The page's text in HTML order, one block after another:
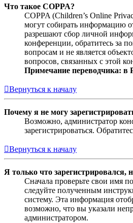
Что такое COPPA?
COPPA (Children’s Online
могут собирать информацию
разрешают сбор личной
конференции, обратитесь за
вопросам и не является
вопросов, связанных с этой
Примечание переводчика: в
Вернуться к началу
Почему я не могу
Возможно, администратор
зарегистрироваться.
Вернуться к началу
Я только что зарегистрировался,
Сначала проверьте свои имя
следуйте полученным
систему. Эта информация
возможно, что вы указали
администратором.